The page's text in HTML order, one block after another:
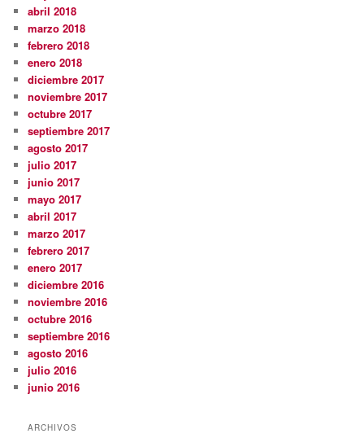
abril 2018
marzo 2018
febrero 2018
enero 2018
diciembre 2017
noviembre 2017
octubre 2017
septiembre 2017
agosto 2017
julio 2017
junio 2017
mayo 2017
abril 2017
marzo 2017
febrero 2017
enero 2017
diciembre 2016
noviembre 2016
octubre 2016
septiembre 2016
agosto 2016
julio 2016
junio 2016
ARCHIVOS